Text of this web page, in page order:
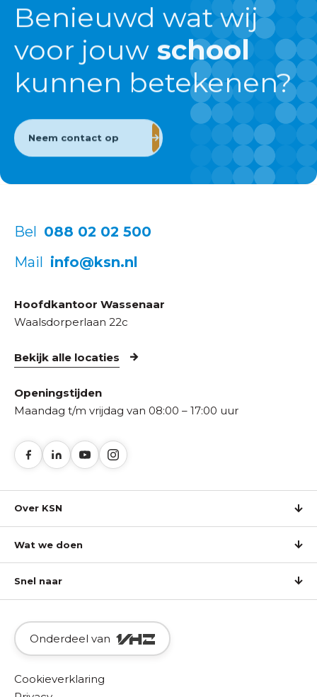
Benieuwd wat wij
voor jouw school
kunnen betekenen?
Neem contact op
Bel 088 02 02 500
Mail info@ksn.nl
Hoofdkantoor Wassenaar
Waalsdorperlaan 22c
Bekijk alle locaties
Openingstijden
Maandag t/m vrijdag van 08:00 – 17:00 uur
Over KSN
Wat we doen
Snel naar
Onderdeel van
Cookieverklaring